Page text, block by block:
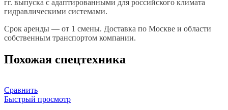
гг. выпуска с адаптированными для российского климата
гидравлическими системами.
Срок аренды — от 1 смены. Доставка по Москве и области
собственным транспортом компании.
Похожая спецтехника
Сравнить
Быстрый просмотр